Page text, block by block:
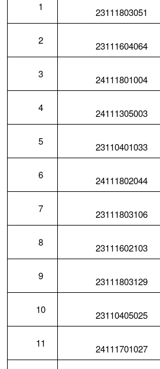
1 23111803051
2 23111604064
3 24111801004
4 24111305003
5 23110401033
6 24111802044
7 23111803106
8 23111602103
9 23111803129
10 23110405025
11 24111701027